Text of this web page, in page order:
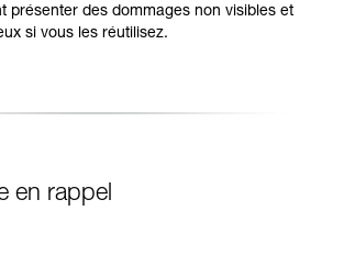
présenter des dommages non visibles et
si vous les réutilisez.
en rappel